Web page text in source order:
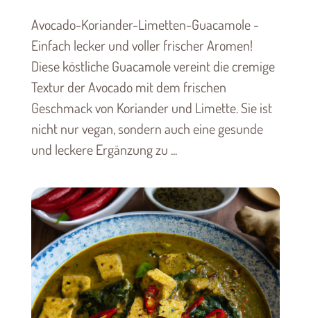
Avocado-Koriander-Limetten-Guacamole -
Einfach lecker und voller frischer Aromen!
Diese köstliche Guacamole vereint die cremige
Textur der Avocado mit dem frischen
Geschmack von Koriander und Limette. Sie ist
nicht nur vegan, sondern auch eine gesunde
und leckere Ergänzung zu ...